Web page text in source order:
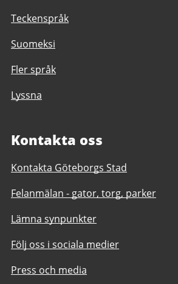
Teckenspråk
Suomeksi
Fler språk
Lyssna
Kontakta oss
Kontakta Göteborgs Stad
Felanmälan - gator, torg, parker
Lämna synpunkter
Följ oss i sociala medier
Press och media